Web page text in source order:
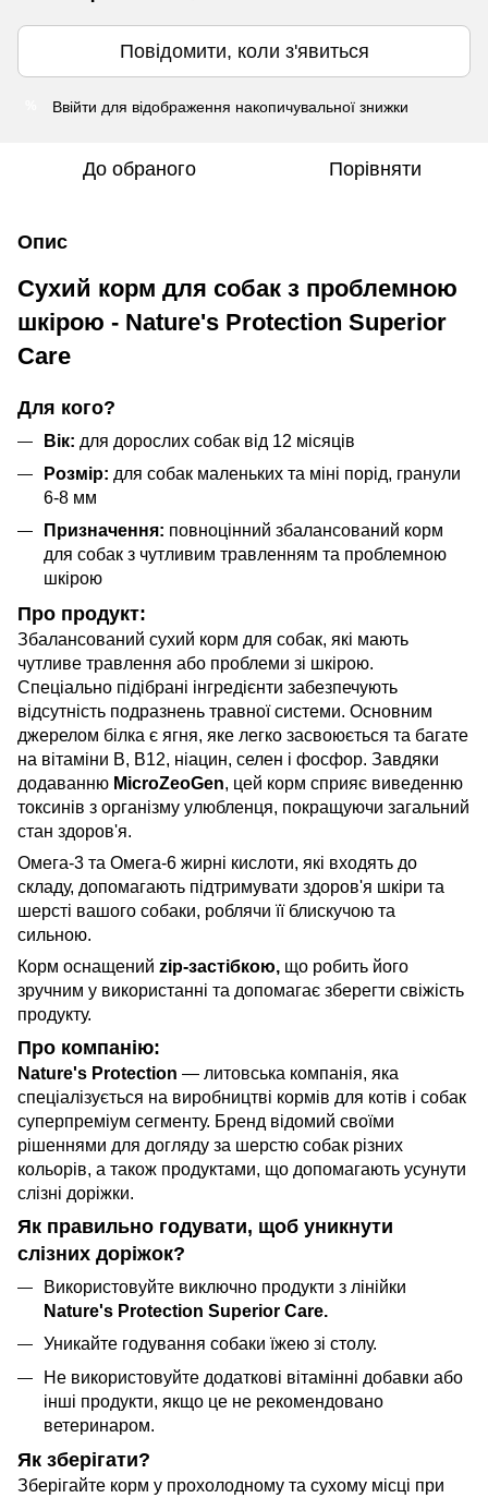
Повідомити, коли з'явиться
Ввійти для відображення накопичувальної знижки
До обраного Порівняти
Опис
Сухий корм для собак з проблемною
шкірою - Nature's Protection Superior
Care
Для кого?
Вік: для дорослих собак від 12 місяців
Розмір: для собак маленьких та міні порід, гранули
6-8 мм
Призначення: повноцінний збалансований корм
для собак з чутливим травленням та проблемною
шкірою
Про продукт:
Збалансований сухий корм для собак, які мають
чутливе травлення або проблеми зі шкірою.
Спеціально підібрані інгредієнти забезпечують
відсутність подразнень травної системи. Основним
джерелом білка є ягня, яке легко засвоюється та багате
на вітаміни B, B12, ніацин, селен і фосфор. Завдяки
додаванню MicroZeoGen, цей корм сприяє виведенню
токсинів з організму улюбленця, покращуючи загальний
стан здоров'я.
Омега-3 та Омега-6 жирні кислоти, які входять до
складу, допомагають підтримувати здоров'я шкіри та
шерсті вашого собаки, роблячи її блискучою та
сильною.
Корм оснащений zip-застібкою, що робить його
зручним у використанні та допомагає зберегти свіжість
продукту.
Про компанію:
Nature's Protection — литовська компанія, яка
спеціалізується на виробництві кормів для котів і собак
суперпреміум сегменту. Бренд відомий своїми
рішеннями для догляду за шерстю собак різних
кольорів, а також продуктами, що допомагають усунути
слізні доріжки.
Як правильно годувати, щоб уникнути
слізних доріжок?
Використовуйте виключно продукти з лінійки
Nature's Protection Superior Care.
Уникайте годування собаки їжею зі столу.
Не використовуйте додаткові вітамінні добавки або
інші продукти, якщо це не рекомендовано
ветеринаром.
Як зберігати?
Зберігайте корм у прохолодному та сухому місці при